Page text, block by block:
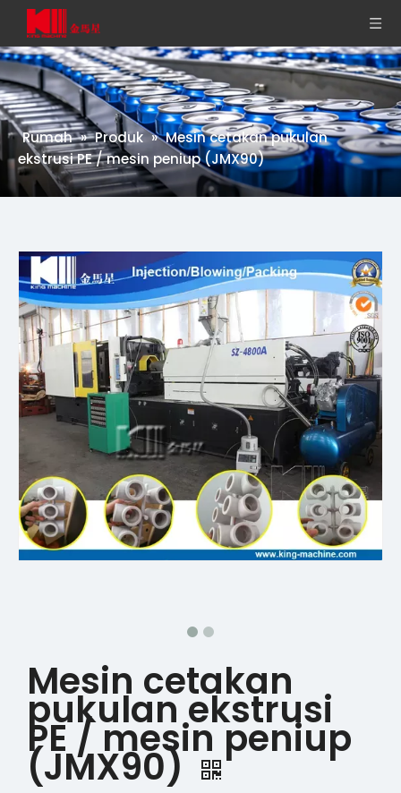
Rumah » Produk » Mesin cetakan pukulan
ekstrusi PE / mesin peniup (JMX90)
Mesin cetakan
pukulan ekstrusi
PE / mesin peniup
(JMX90)